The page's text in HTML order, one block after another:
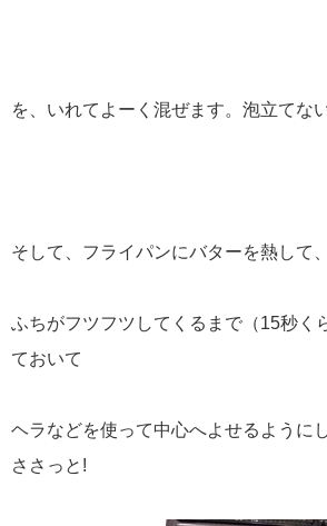
を、いれてよーく混ぜます。泡立てな
そして、フライパンにバターを熱して
ふちがフツフツしてくるまで（15秒く
ておいて
ヘラなどを使って中心へよせるように
ささっと!